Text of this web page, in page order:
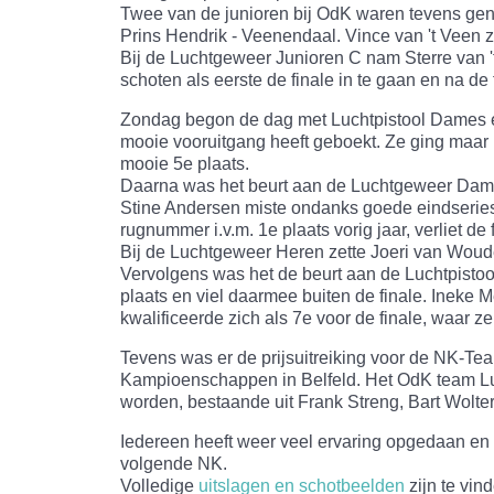
Twee van de junioren bij OdK waren tevens
Prins Hendrik - Veenendaal. Vince van 't Veen
Bij de Luchtgeweer Junioren C nam Sterre
schoten als eerste de finale in te gaan en na
Zondag begon de dag met Luchtpistool
mooie vooruitgang heeft geboekt. Ze ging
mooie 5e plaats.
Daarna was het beurt aan de Luchtgeweer
Stine Andersen miste ondanks goede
rugnummer i.v.m. 1e plaats vorig jaar, verliet
Bij de Luchtgeweer Heren zette Joeri van
Vervolgens was het de beurt aan de
plaats en viel daarmee buiten de finale. Ineke
kwalificeerde zich als 7e voor de finale, waar
Tevens was er de prijsuitreiking voor de NK-
Kampioenschappen in Belfeld. Het OdK team
worden, bestaande uit Frank Streng, Bart
Iedereen heeft weer veel ervaring opgedaan
volgende NK.
Volledige uitslagen en schotbeelden zijn te